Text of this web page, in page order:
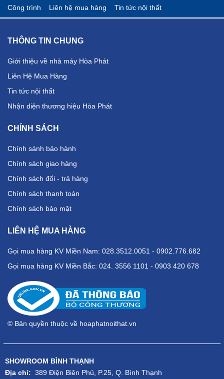
Công trình
Liên hệ mua hàng Tin tức nội thất
THÔNG TIN CHUNG
Giới thiệu về nhà máy Hòa Phát
Liên Hệ Mua Hàng
Tin tức nội thất
Nhận diện thương hiệu Hòa Phát
CHÍNH SÁCH
Chính sánh bảo hành
Chính sách giao hàng
Chính sách đổi - trả hàng
Chính sách thanh toán
Chính sách bảo mật
LIÊN HỆ MUA HÀNG
Gọi mua hàng KV Miền Nam: 028.3512.0051 - 0902.776.682
Gọi mua hàng KV Miền Bắc: 024. 3556 1101 - 0903 420 678
© Bản quyền thuộc về hoaphatnoithat.vn
SHOWROOM BÌNH THẠNH
Địa chỉ: 389 Điện Biên Phủ, P.25, Q. Bình Thạnh